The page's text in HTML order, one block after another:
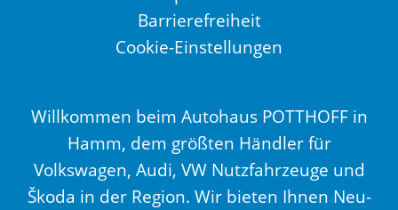
Barrierefreiheit
Cookie-Einstellungen
Willkommen beim Autohaus POTTHOFF in
Hamm, dem größten Händler für
Volkswagen, Audi, VW Nutzfahrzeuge und
Škoda in der Region. Wir bieten Ihnen Neu-